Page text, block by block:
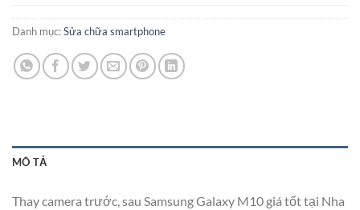
Danh mục:Sửa chữa smartphone
MÔ TẢ
Thay camera trước, sau Samsung Galaxy M10 giá tốt tại Nha